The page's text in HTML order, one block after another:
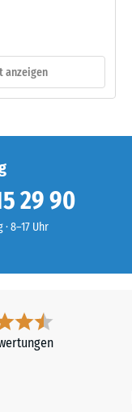
anzeigen
29 90
8–17 Uhr